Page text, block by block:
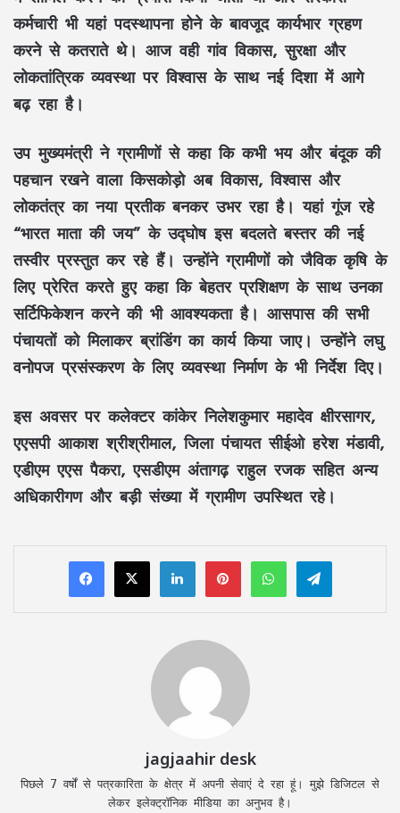
कर्मचारीभी यहां पदस्थापना होने के बावजूद कार्यभार ग्रहण
करने से कतराते थे। आज वही गांवविकास, सुरक्षा और
लोकतांत्रिक व्यवस्थापर विश्वास के साथ नई दिशा में आगे
बढ़ रहा है।
उप मुख्यमंत्रीने ग्रामीणों से कहा कि कभी भय और बंदूककी
पहचान रखने वालाकिसकोड़ोअबविकास, विश्वास और
लोकतंत्रका नया प्रतीक बनकर उभर रहा है। यहां गूंज रहे
“भारत माता की जय” के उद्घोष इस बदलतेबस्तरकी नई
तस्वीर प्रस्तुत कर रहे हैं। उन्होंने ग्रामीणों कोजैविक कृषिके
लिए प्रेरित करते हुए कहा कि बेहतरप्रशिक्षणके साथ उनका
सर्टिफिकेशनकरने की भी आवश्यकता है। आसपास की सभी
पंचायतों को मिलाकरब्रांडिंगका कार्य किया जाए। उन्होंनेलघु
वनोपज प्रसंस्करणके लिए व्यवस्था निर्माण के भी निर्देश दिए।
इस अवसर परकलेक्टर कांकेर निलेशकुमार महादेव क्षीरसागर,
एएसपी आकाश श्रीश्रीमाल,जिला पंचायत सीईओ हरेश मंडावी,
एडीएम एएस पैकरा,एसडीएम अंतागढ़ राहुल रजकसहित अन्य
अधिकारीगण और बड़ी संख्या में ग्रामीण उपस्थित रहे।
LinkedInPinterestWhatsAppTelegram
jagjaahir desk
पिछले 7 वर्षों से पत्रकारिता के क्षेत्र में अपनी सेवाएं दे रहा हूं। मुझे डिजिटल से
लेकर इलेक्ट्रॉनिक मीडिया का अनुभव है।